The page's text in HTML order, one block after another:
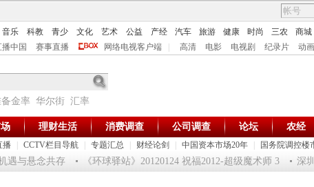
音乐 科教 青少 文化 艺术 公益 产经 汽车 旅游 健康 时尚 三农 商城
播中国
赛事直播 网络电视客户端 高清 电影 电视剧 纪录片 动
金率 华尔街 汇率
播 CCTV栏目导航 专题汇总 财经论剑 中国资本市场20年 国务院调控楼
理财生活 消费调查 公司调查 论坛 农经
与悬念共存 《环球驿站》20120124 祝福2012-超级魔术师 3 深圳